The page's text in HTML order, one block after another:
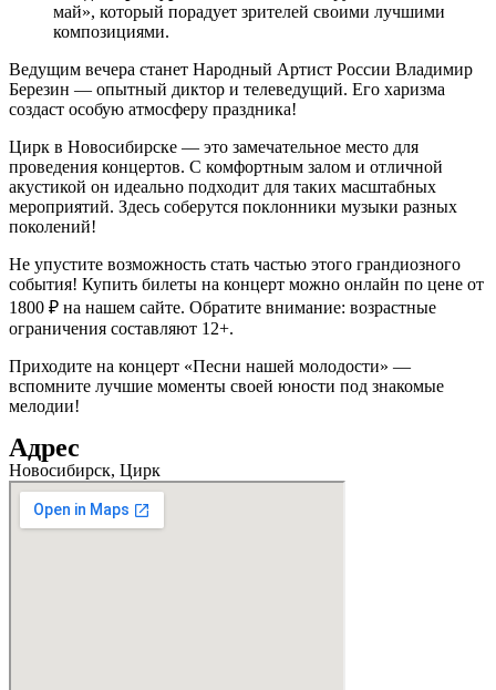
май», который порадует зрителей своими лучшими
композициями.
Ведущим вечера станет Народный Артист России Владимир
Березин — опытный диктор и телеведущий. Его харизма
создаст особую атмосферу праздника!
Цирк в Новосибирске — это замечательное место для
проведения концертов. С комфортным залом и отличной
акустикой он идеально подходит для таких масштабных
мероприятий. Здесь соберутся поклонники музыки разных
поколений!
Не упустите возможность стать частью этого грандиозного
события! Купить билеты на концерт можно онлайн по цене от
1800 ₽ на нашем сайте. Обратите внимание: возрастные
ограничения составляют 12+.
Приходите на концерт «Песни нашей молодости» —
вспомните лучшие моменты своей юности под знакомые
мелодии!
Адрес
Новосибирск, Цирк